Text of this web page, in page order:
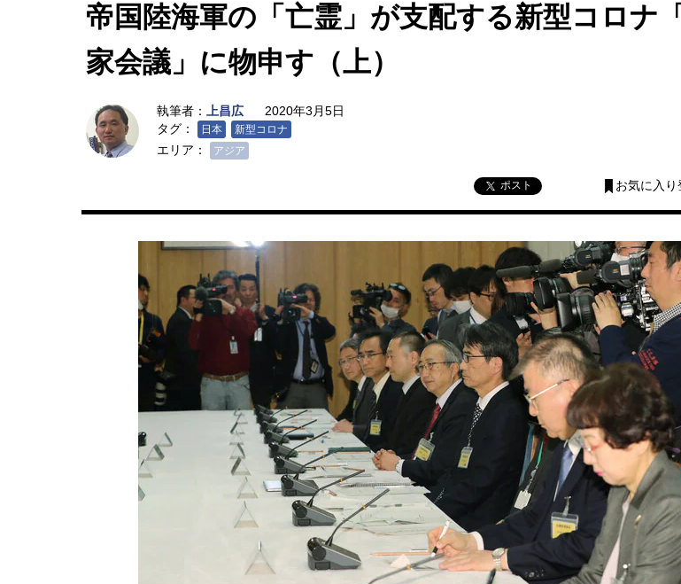
帝国陸海軍の「亡霊」が支配する新型コロナ
家会議」に物申す（上）
執筆者： 上昌広
2020年3月5日
タグ：
日本 新型コロナ
エリア： アジア
ポスト お気に入り